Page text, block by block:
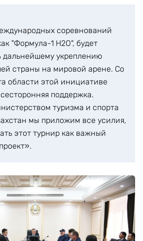
соревнований
"Формула-1 H2O", будет
дальнейшему укреплению
страны на мировой арене. Со
области этой инициативе
поддержка.
туризма и спорта
мы приложим все усилия,
этот турнир как важный